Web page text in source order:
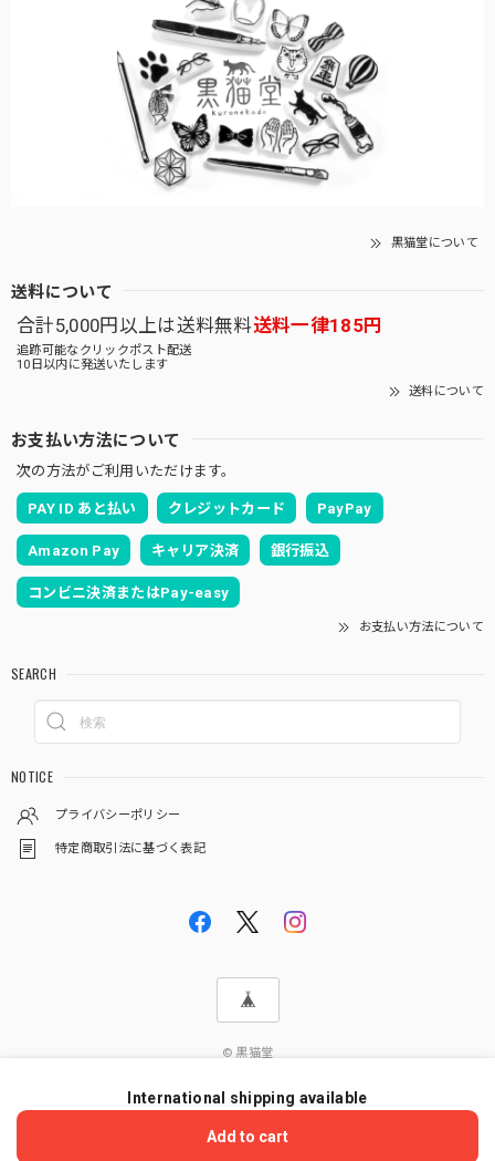
黒猫堂について
送料について
合計5,000円以上は送料無料送料一律185円
追跡可能なクリックポスト配送
10日以内に発送いたします
送料について
お支払い方法について
次の方法がご利用いただけます。
PAY ID あと払い クレジットカード PayPay
Amazon Pay キャリア決済 銀行振込
コンビニ決済またはPay-easy
お支払い方法について
SEARCH
NOTICE
プライバシーポリシー
特定商取引法に基づく表記
© 黒猫堂
International shipping available
Add to cart
ショップに質問する